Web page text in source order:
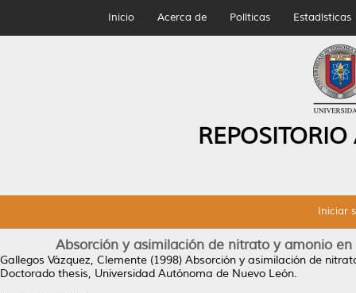
Inicio Acerca de Políticas Estadísticas
Iniciar
Absorción y asimilación de nitrato y amonio
Gallegos Vázquez, Clemente (1998) Absorción y asimilación de
Doctorado thesis, Universidad Autónoma de Nuevo León.